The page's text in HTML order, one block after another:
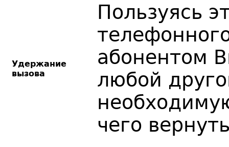
Удержание
вызова
Пользуясь
абонентом
любой
чего